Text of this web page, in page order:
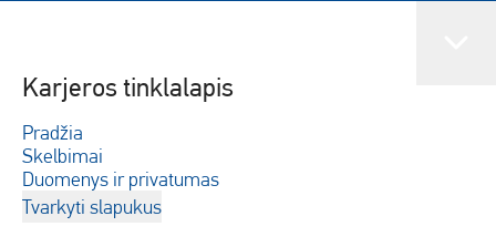
Karjeros tinklalapis
Pradžia
Skelbimai
Duomenys ir privatumas
Tvarkyti slapukus